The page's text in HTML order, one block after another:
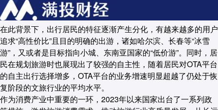
在此背景下，出行居民的特征逐渐产生分化，有越来越多的用户
追求“高性价比”且目的明确的出游，诸如哈尔滨、长春等“冰雪
游”，又或者是目标指向小城、东南亚国家的“低价游”。同时，居
民在规划旅游时也展现出了较强的自主性，随着居民对OTA平台
的自主出行选择增多，OTA平台的业务增速明显超越了仍处于恢
复阶段的文旅行业的平均水平。
作为消费产业中重要的一环，2023年以来国家出台了一系列政